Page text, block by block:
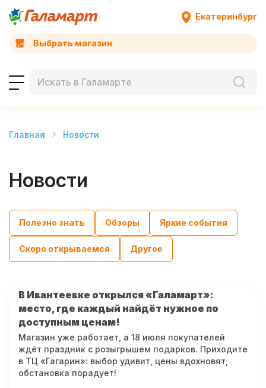
Екатеринбург
Выбрать магазин
Главная Новости
Новости
Полезно знать Обзоры Яркие события
Скоро открываемся Другое
В Ивантеевке открылся «Галамарт»:
место, где каждый найдёт нужное по
доступным ценам!
Магазин уже работает, а 18 июля покупателей
ждёт праздник с розыгрышем подарков. Приходите
в ТЦ «Гагарин»: выбор удивит, цены вдохновят,
обстановка порадует!